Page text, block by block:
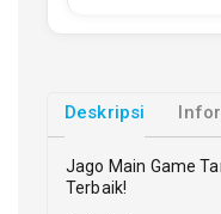
Deskripsi
Jago Main Game
Terbaik!